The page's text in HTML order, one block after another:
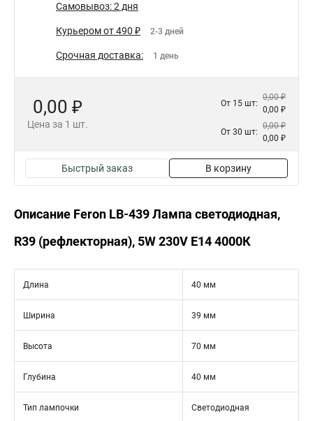
Самовывоз: 2 дня
Курьером от 490 ₽ 2-3 дней
Срочная доставка: 1 день
0,00 ₽
Цена за 1 шт.
От 15 шт:
0,00 ₽
0,00 ₽
От 30 шт:
0,00 ₽
0,00 ₽
Быстрый заказ В корзину
Описание Feron LB-439 Лампа светодиодная,
R39 (рефлекторная), 5W 230V E14 4000К
Длина 40 мм
Ширина 39 мм
Высота 70 мм
Глубина 40 мм
Тип лампочки Светодиодная